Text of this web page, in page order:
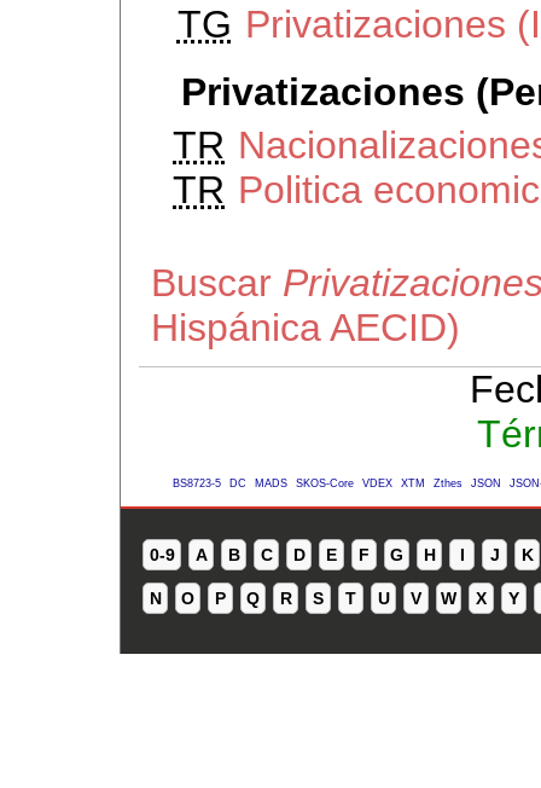
TG Privatizaciones
Privatizaciones
TR
TR Politica
Buscar
Hispánica AECID)
BS8723-5 DC MADS SKOS-Core VDEX XTM Zthes JSON
0-9 A B C D E F G H I J K
N O P Q R S T U V W X Y